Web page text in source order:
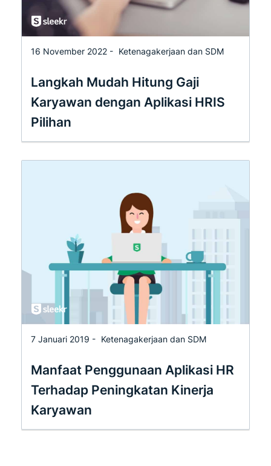
16 November 2022 - Ketenagakerjaan dan SDM
Langkah Mudah Hitung Gaji
Karyawan dengan Aplikasi HRIS
Pilihan
7 Januari 2019 - Ketenagakerjaan dan SDM
Manfaat Penggunaan Aplikasi HR
Terhadap Peningkatan Kinerja
Karyawan